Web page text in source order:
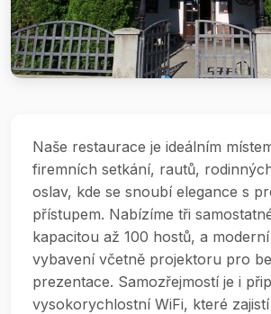
Naše restaurace je ideálním
firemních setkání, rautů,
oslav, kde se snoubí elegance s
přístupem. Nabízíme tři
kapacitou až 100 hostů, a
vybavení včetně projektoru pro
prezentace. Samozřejmostí je i
vysokorychlostní WiFi, které